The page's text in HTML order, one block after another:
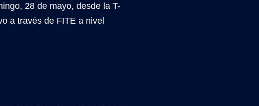
28 de mayo, desde la T-
a través de FITE a nivel